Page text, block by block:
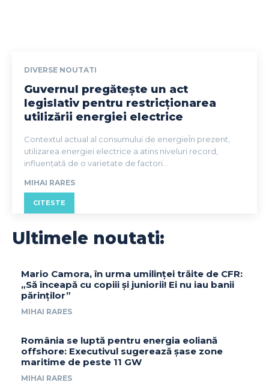
DIVERSE NOUTATI
Guvernul pregătește un act
legislativ pentru restricționarea
utilizării energiei electrice
Contextul actual al consumului de energieÎn prezent,
utilizarea energiei electrice a atins niveluri record,
influențată de o varietate de factori...
MIHAI RARES
CITESTE
Ultimele noutati:
Mario Camora, în urma umilinței trăite de CFR:
„Să înceapă cu copiii și juniorii! Ei nu iau banii
părinților”
MIHAI RARES
România se luptă pentru energia eoliană
offshore: Executivul sugerează șase zone
maritime de peste 11 GW
MIHAI RARES